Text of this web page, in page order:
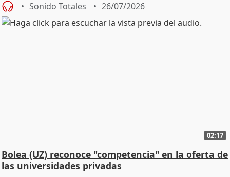
Sonido Totales 26/07/2026
02:17
Bolea (UZ) reconoce "competencia" en la oferta de
las universidades privadas